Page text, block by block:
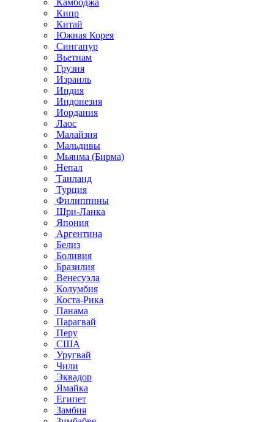
Камбоджа
Кипр
Китай
Южная Корея
Сингапур
Вьетнам
Грузия
Израиль
Индия
Индонезия
Иордания
Лаос
Малайзия
Мальдивы
Мьянма (Бирма)
Непал
Таиланд
Турция
Филиппины
Шри-Ланка
Япония
Аргентина
Белиз
Боливия
Бразилия
Венесуэла
Колумбия
Коста-Рика
Панама
Парагвай
Перу
США
Уругвай
Чили
Эквадор
Ямайка
Египет
Замбия